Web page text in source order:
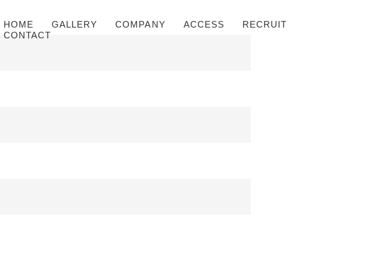
HOME GALLERY COMPANY ACCESS
RECRUIT
CONTACT